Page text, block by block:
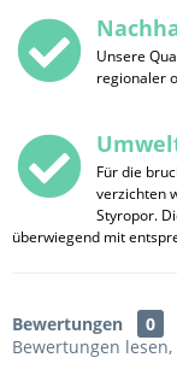
Unsere
regionaler
Für die
verzichten
Styropor.
überwiegend mit
Bewertungen
0
Bewertungen